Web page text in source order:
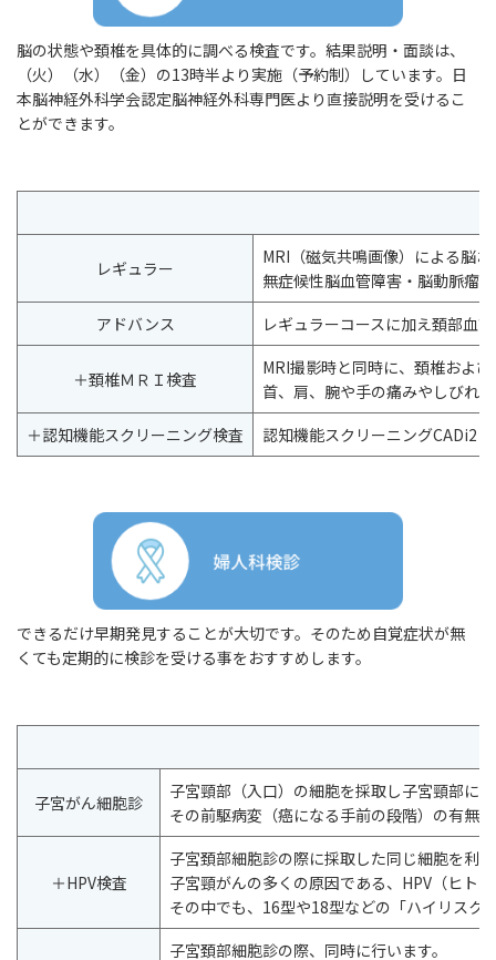
脳の状態や頚椎を具体的に調べる検査です。結果説明・面談は、
（火）（水）（金）の13時半より実施（予約制）しています。日
本脳神経外科学会認定脳神経外科専門医より直接説明を受けるこ
とができます。
レギュラー
MRI（磁気共鳴画像）による脳
無症候性脳血管障害・脳動脈瘤
アドバンス
レギュラーコースに加え頚部血
＋頚椎ＭＲＩ検査
MRI撮影時と同時に、頚椎およ
首、肩、腕や手の痛みやしびれ
＋認知機能スクリーニング検査
認知機能スクリーニングCADi2
できるだけ早期発見することが大切です。そのため自覚症状が無
くても定期的に検診を受ける事をおすすめします。
子宮がん細胞診
子宮頸部（入口）の細胞を採取し子宮頸部に
その前駆病変（癌になる手前の段階）の有無
＋HPV検査
子宮頚部細胞診の際に採取した同じ細胞を利
子宮頸がんの多くの原因である、HPV（ヒト
その中でも、16型や18型などの「ハイリスク
子宮頚部細胞診の際、同時に行います。